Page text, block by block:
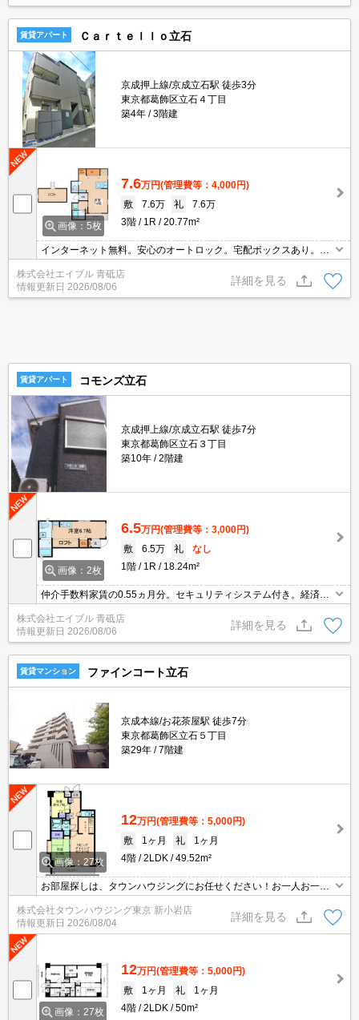
賃貸アパート Ｃａｒｔｅｌｌｏ立石
京成押上線/京成立石駅 徒歩3分
東京都葛飾区立石４丁目
築4年
3階建
画像：5枚
7.6万円(管理費等：4,000円)
敷
7.6万 礼
7.6万
3階
1R 20.77m²
インターネット無料。安心のオートロック。宅配ボックスあり。暖
房便座付き。浴室暖房乾燥機付。ロフト付き。角部屋。二人入居応
相談。連帯保証人要。
株式会社エイブル 青砥店
情報更新日 2026/08/06
詳細を見る
賃貸アパート コモンズ立石
京成押上線/京成立石駅 徒歩7分
東京都葛飾区立石３丁目
築10年
2階建
画像：2枚
6.5万円(管理費等：3,000円)
敷
6.5万 礼
なし
1階
1R 18.24m²
仲介手数料家賃の0.55ヵ月分。セキュリティシステム付き。経済的
な都市ガス使用。あなたの新生活応援します！。
株式会社エイブル 青砥店
情報更新日 2026/08/06
詳細を見る
賃貸マンション ファインコート立石
京成本線/お花茶屋駅 徒歩7分
東京都葛飾区立石５丁目
築29年
7階建
画像：27枚
12万円(管理費等：5,000円)
敷
1ヶ月 礼
1ヶ月
4階
2LDK 49.52m²
お部屋探しは、タウンハウジングにお任せください！お一人お一人
様に合ったお部屋をお探し致します。分からないことは何でもご相
談くださいませ。
株式会社タウンハウジング東京 新小岩店
情報更新日 2026/08/04
詳細を見る
画像：27枚
12万円(管理費等：5,000円)
敷
1ヶ月 礼
1ヶ月
4階
2LDK 50m²